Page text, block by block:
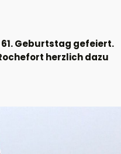
Geburtstag gefeiert.
herzlich dazu